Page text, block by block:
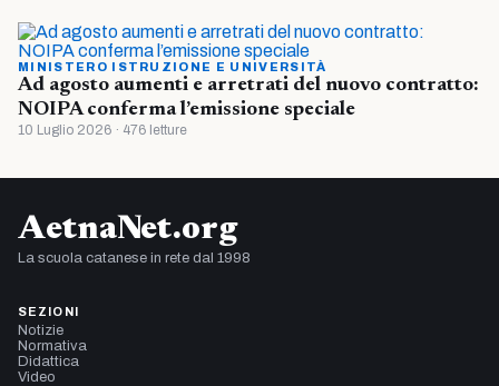
MINISTERO ISTRUZIONE E UNIVERSITÀ
Ad agosto aumenti e arretrati del nuovo contratto:
NOIPA conferma l’emissione speciale
10 Luglio 2026 · 476 letture
AetnaNet.org
La scuola catanese in rete dal 1998
SEZIONI
Notizie
Normativa
Didattica
Video